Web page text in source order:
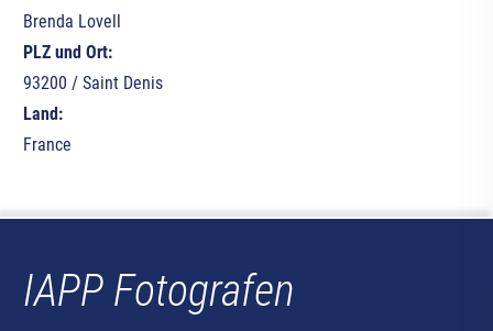
Brenda Lovell
PLZ und Ort:
93200 / Saint Denis
Land:
France
IAPP Fotografen